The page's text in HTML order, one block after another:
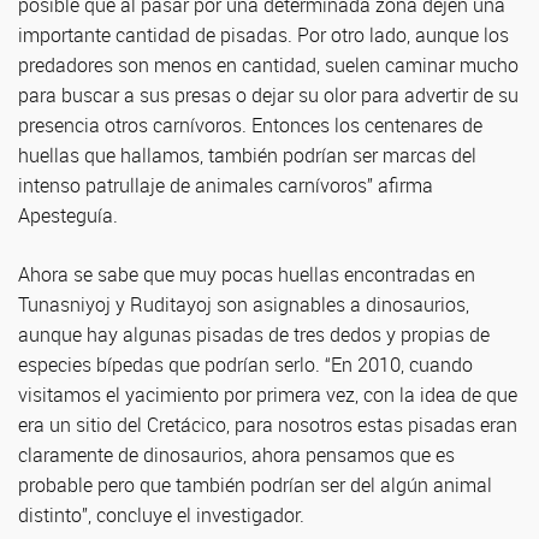
importante cantidad de pisadas. Por otro lado, aunque los
predadores son menos en cantidad, suelen caminar mucho
para buscar a sus presas o dejar su olor para advertir de su
presencia otros carnívoros. Entonces los centenares de
huellas que hallamos, también podrían ser marcas del
intenso patrullaje de animales carnívoros” afirma
Apesteguía.
Ahora se sabe que muy pocas huellas encontradas en
Tunasniyoj y Ruditayoj son asignables a dinosaurios,
aunque hay algunas pisadas de tres dedos y propias de
especies bípedas que podrían serlo. “En 2010, cuando
visitamos el yacimiento por primera vez, con la idea de que
era un sitio del Cretácico, para nosotros estas pisadas eran
claramente de dinosaurios, ahora pensamos que es
probable pero que también podrían ser del algún animal
distinto”, concluye el investigador.